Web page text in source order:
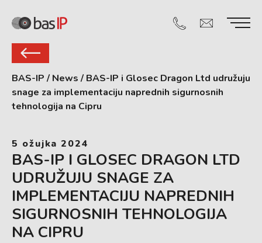
BAS-IP / News / BAS-IP i Glosec Dragon Ltd udružuju
snage za implementaciju naprednih sigurnosnih
tehnologija na Cipru
5 ožujka 2024
BAS-IP I GLOSEC DRAGON LTD
UDRUŽUJU SNAGE ZA
IMPLEMENTACIJU NAPREDNIH
SIGURNOSNIH TEHNOLOGIJA
NA CIPRU